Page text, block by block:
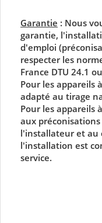
Garantie : Nous
garantie,
d'emploi
respecter les
France DTU 24.1
Pour les appareils
adapté au tirage
Pour les appareils
aux
l'installateur et au
l'installation est
service.